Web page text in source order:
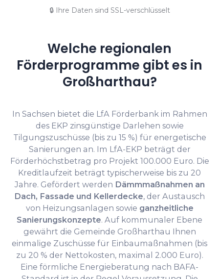
🔒 Ihre Daten sind SSL-verschlüsselt
Welche regionalen
Förderprogramme gibt es in
Großharthau?
In Sachsen bietet die LfA Förderbank im Rahmen
des EKP zinsgünstige Darlehen sowie
Tilgungszuschüsse (bis zu 15 %) für energetische
Sanierungen an. Im LfA-EKP beträgt der
Förderhöchstbetrag pro Projekt 100.000 Euro. Die
Kreditlaufzeit beträgt typischerweise bis zu 20
Jahre. Gefördert werden Dämmmaßnahmen an
Dach, Fassade und Kellerdecke, der Austausch
von Heizungsanlagen sowie ganzheitliche
Sanierungskonzepte. Auf kommunaler Ebene
gewährt die Gemeinde Großharthau Ihnen
einmalige Zuschüsse für Einbaumaßnahmen (bis
zu 20 % der Nettokosten, maximal 2.000 Euro).
Eine förmliche Energieberatung nach BAFA-